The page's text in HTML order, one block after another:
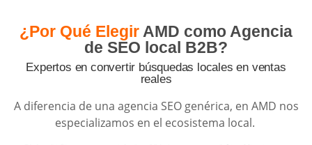
¿Por Qué Elegir AMD como Agencia
de SEO local B2B?
Expertos en convertir búsquedas locales en ventas
reales
A diferencia de una agencia SEO genérica, en AMD nos
especializamos en el ecosistema local.